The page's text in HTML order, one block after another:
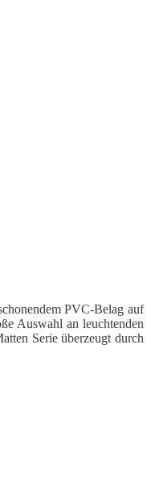
PVC-Belag auf
Auswahl an leuchtenden
Serie überzeugt durch